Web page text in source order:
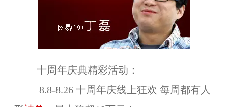
十周年庆典精彩活动：
8.8-8.26 十周年庆线上狂欢 每周都有人